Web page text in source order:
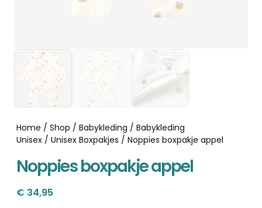
Home / Shop / Babykleding / Babykleding
Unisex / Unisex Boxpakjes / Noppies boxpakje appel
Noppies boxpakje appel
€ 34,95